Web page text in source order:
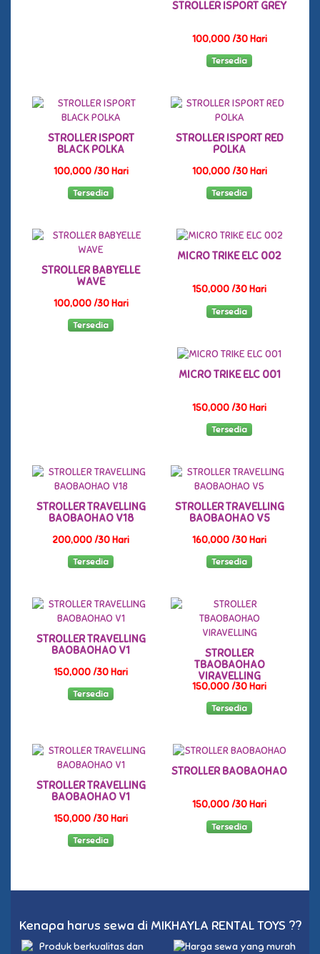
STROLLER ISPORT GREY
100,000 /30 Hari
Tersedia
STROLLER ISPORT
BLACK POLKA
100,000 /30 Hari
Tersedia
STROLLER ISPORT RED
POLKA
100,000 /30 Hari
Tersedia
STROLLER BABYELLE
WAVE
100,000 /30 Hari
Tersedia
MICRO TRIKE ELC 002
150,000 /30 Hari
Tersedia
MICRO TRIKE ELC 001
150,000 /30 Hari
Tersedia
STROLLER TRAVELLING
BAOBAOHAO V18
200,000 /30 Hari
Tersedia
STROLLER TRAVELLING
BAOBAOHAO V5
160,000 /30 Hari
Tersedia
STROLLER TRAVELLING
BAOBAOHAO V1
150,000 /30 Hari
Tersedia
STROLLER
TBAOBAOHAO
VIRAVELLING
150,000 /30 Hari
Tersedia
STROLLER TRAVELLING
BAOBAOHAO V1
150,000 /30 Hari
Tersedia
STROLLER BAOBAOHAO
150,000 /30 Hari
Tersedia
Kenapa harus sewa di MIKHAYLA RENTAL TOYS ??